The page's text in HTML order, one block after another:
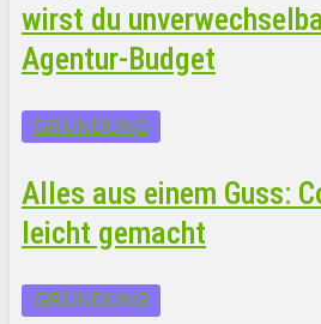
wirst du
Agentur-Budget
GRÜNDUNG
Alles aus einem Guss:
leicht gemacht
GRÜNDUNG